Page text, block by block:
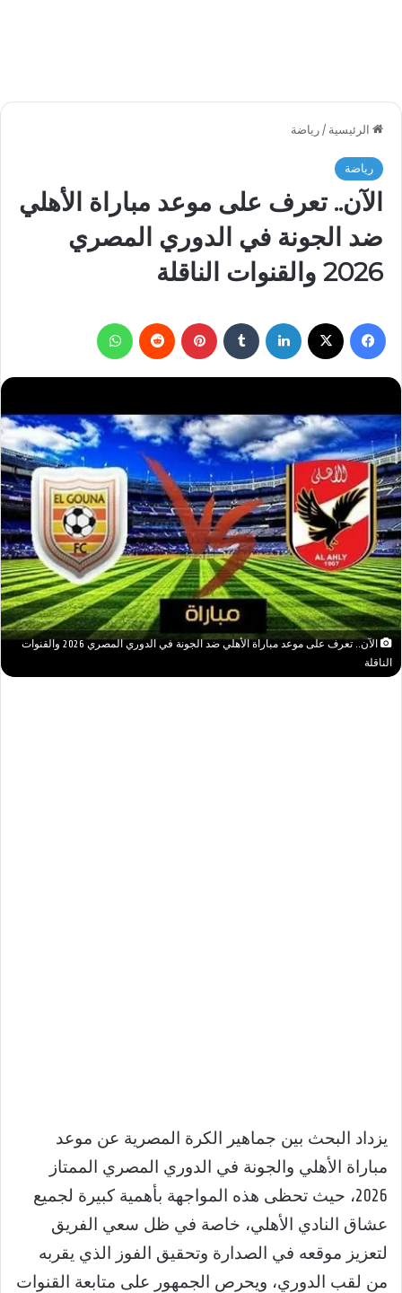
الرئيسية / رياضة
رياضة
الآن.. تعرف على موعد مباراة الأهلي
ضد الجونة في الدوري المصري
2026 والقنوات الناقلة
فيسبوك لينكدإن بينتيريست
الآن.. تعرف على موعد مباراة الأهلي ضد الجونة في الدوري المصري 2026 والقنوات
الناقلة
يزداد البحث بين جماهير الكرة المصرية عن موعد
مباراة الأهلي والجونة في الدوري المصري الممتاز
2026، حيث تحظى هذه المواجهة بأهمية كبيرة لجميع
عشاق النادي الأهلي، خاصة في ظل سعي الفريق
لتعزيز موقعه في الصدارة وتحقيق الفوز الذي يقربه
من لقب الدوري، ويحرص الجمهور على متابعة القنوات